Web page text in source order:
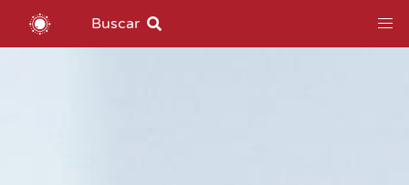
Buscar